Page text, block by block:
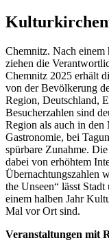
Chemnitz. Nach einem
ziehen die
Chemnitz 2025 erhält
von der Bevölkerung
Region, Deutschland,
Besucherzahlen sind
Region als auch in
Gastronomie, bei
spürbare Zunahme.
dabei von erhöhtem
Übernachtungszahlen
the Unseen“ lässt
einem halben Jahr
Mal vor Ort sind.
Veranstaltungen mit